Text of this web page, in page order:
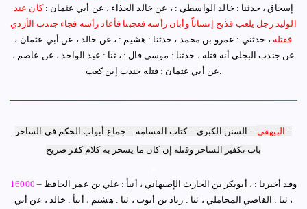
إسحاق ، حدثنا : خالد الواسطي : ، عن خالد الحذاء ، عن أبي عثمان :كان عند
الوليد رجل يلعب فذبح إنساناًً وأبان رأسه فعجبنا فأعاد رأسه فجاء جندب الأزدي
فقتله ، حدثني : عمرو بن محمد ، حدثنا : هشيم : ، عن خالد ، عن أبي عثمان ،
عن جندب البجلي أنه قتله ، حدثنا : موسى قال : ، ثنا : عبد الواحد ، عن عاصم ،
البيهقي – السنن الكبرى –
كتاب القسامة – جماع أبواب الحكم في الساحر –
باب تكفير الساحر وقتله إن كان ما يسحر به كلام كفر صريح
16000 – وقد أخبرنا : ، أبوبكر بن الحارث الإصبهاني ، أنبأ : علي بن عمر الحافظ
، ثنا : القاضي المحاملي ، ثنا : زياد بن أيوب ، ثنا : هشيم ، أنبأ : خالد ، عن أبي